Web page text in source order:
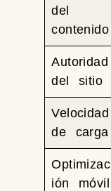
del
contenido
Autoridad
del sitio
Velocidad
de carga
Optimizac
ión móvil